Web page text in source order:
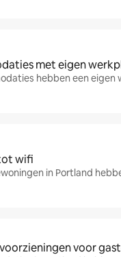
met eigen
hebben een eigen
wifi
in Portland
voor